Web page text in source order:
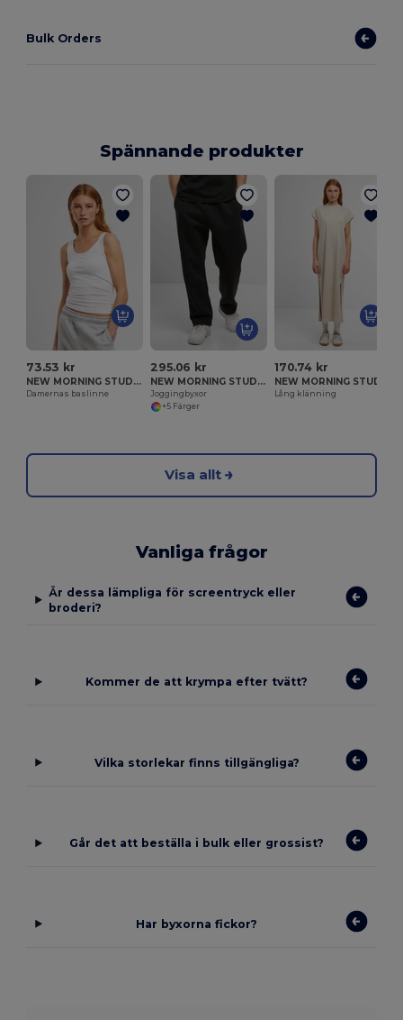
Bulk Orders
Spännande produkter
73.53 kr
NEW MORNING STUDIOS NM017
Damernas baslinne
295.06 kr
NEW MORNING STUDIOS NM042
Joggingbyxor
+5 Färger
170.74 kr
Lång klänning
Visa allt
Vanliga frågor
Är dessa lämpliga för screentryck eller
broderi?
Kommer de att krympa efter tvätt?
Vilka storlekar finns tillgängliga?
Går det att beställa i bulk eller grossist?
Har byxorna fickor?